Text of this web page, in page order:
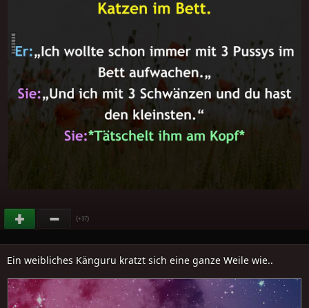
(+37)
Ein weibliches Känguru kratzt sich eine ganze Weile wie..